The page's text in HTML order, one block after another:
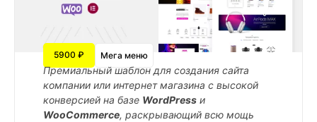
5900 ₽ Мега меню
Премиальный шаблон для создания сайта
компании или интернет магазина с высокой
конверсией на базе WordPress и
WooCommerce, раскрывающий всю мощь